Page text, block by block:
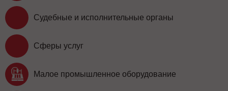
Судебные и исполнительные органы
Сферы услуг
Малое промышленное оборудование